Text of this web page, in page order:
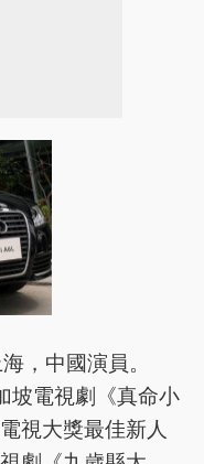
，中國演員。
坡電視劇《真命小
視大獎最佳新人